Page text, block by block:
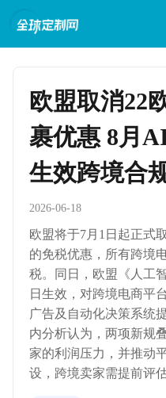
欧盟取消22
裹优惠 8月
生效跨境合
2026-06-18
欧盟将于7月1日起正式
的免税优惠，所有跨境
税。同日，欧盟《人工
日生效，对跨境电商平
广告及自动化决策系统
内分析认为，两项新规
家的利润压力，并推动
设，跨境卖家需提前评